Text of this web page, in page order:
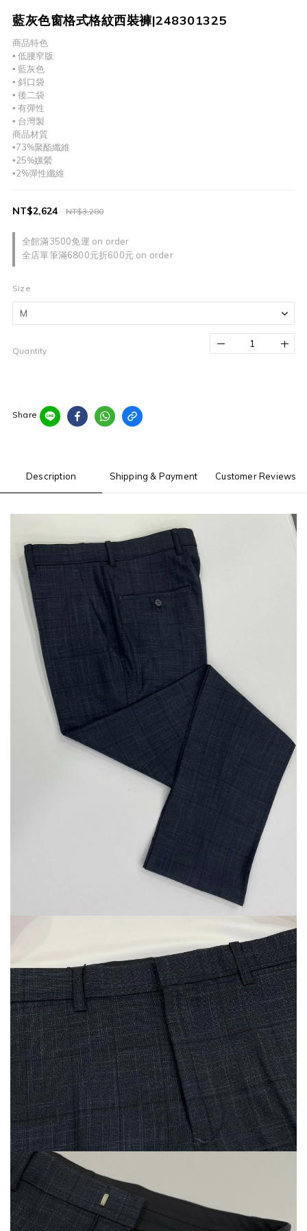
藍灰色窗格式格紋西裝褲|248301325
商品特色
▪︎ 低腰窄版
▪︎ 藍灰色
▪︎ 斜口袋
▪︎ 後二袋
▪︎ 有彈性
▪︎ 台灣製
商品材質
▪73%聚酯纖維
▪25%嫘縈
▪2%彈性纖維
全館滿3500免運 on order
全店單筆滿6800元折600元 on order
NT$3,280
NT$2,624
Size
Quantity
Share
Description Shipping & Payment Customer Reviews